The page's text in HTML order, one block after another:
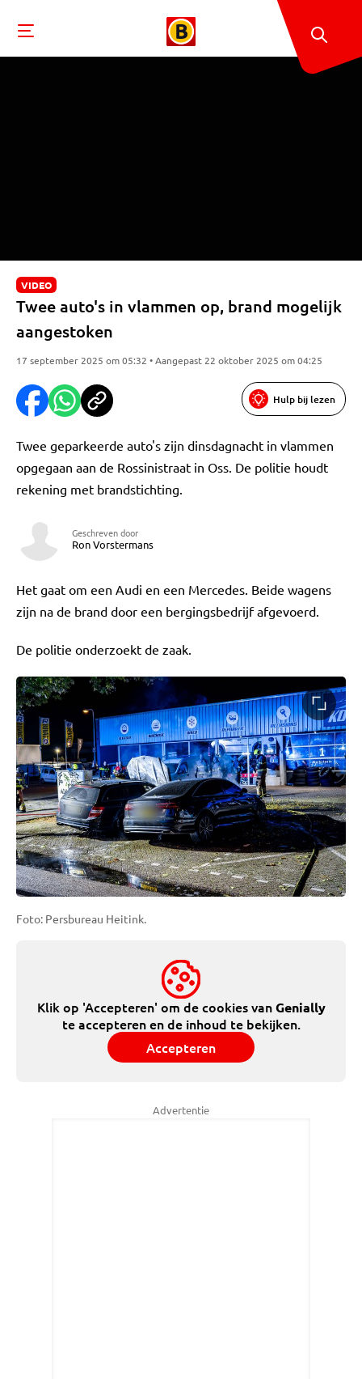
VIDEO
Twee auto's in vlammen op, brand mogelijk
aangestoken
17 september 2025 om 05:32 • Aangepast 22 oktober 2025 om 04:25
Hulp bij lezen
Twee geparkeerde auto's zijn dinsdagnacht in vlammen
opgegaan aan de Rossinistraat in Oss. De politie houdt
rekening met brandstichting.
Geschreven door
Ron Vorstermans
Het gaat om een Audi en een Mercedes. Beide wagens
zijn na de brand door een bergingsbedrijf afgevoerd.
De politie onderzoekt de zaak.
Foto: Persbureau Heitink.
Klik op 'Accepteren' om de cookies vanGenially
te accepteren en de inhoud te bekijken.
Accepteren
Advertentie